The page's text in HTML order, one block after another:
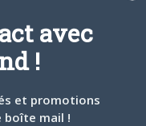
avec
!
et promotions
boîte mail !